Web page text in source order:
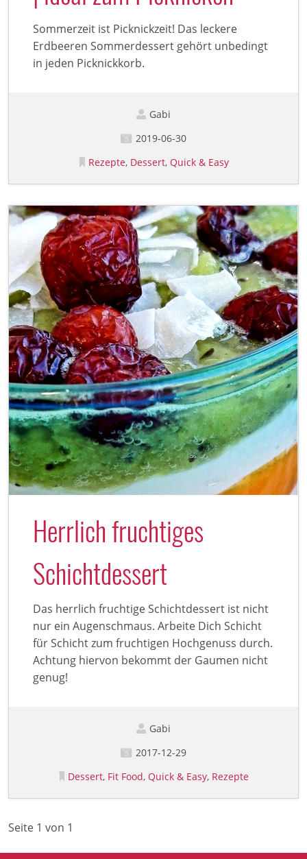
Sommerzeit ist Picknickzeit! Das leckere
Erdbeeren Sommerdessert gehört unbedingt
in jeden Picknickkorb.
Gabi
2019-06-30
Rezepte Dessert Quick & Easy
Herrlich fruchtiges
Schichtdessert
Das herrlich fruchtige Schichtdessert ist nicht
nur ein Augenschmaus. Arbeite Dich Schicht
für Schicht zum fruchtigen Hochgenuss durch.
Achtung hiervon bekommt der Gaumen nicht
genug!
Gabi
2017-12-29
Dessert Fit Food Quick & Easy Rezepte
Seite 1 von 1